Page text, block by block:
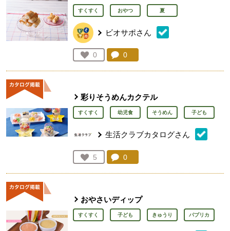
すくすく おやつ 夏
ビオサポさん
お気に入り登録：
0
人が登録
コメント：
0
彩りそうめんカクテル
すくすく 幼児食 そうめん 子ども
生活クラブカタログさん
お気に入り登録：
5
人が登録
コメント：
0
おやさいディップ
すくすく 子ども きゅうり パプリカ